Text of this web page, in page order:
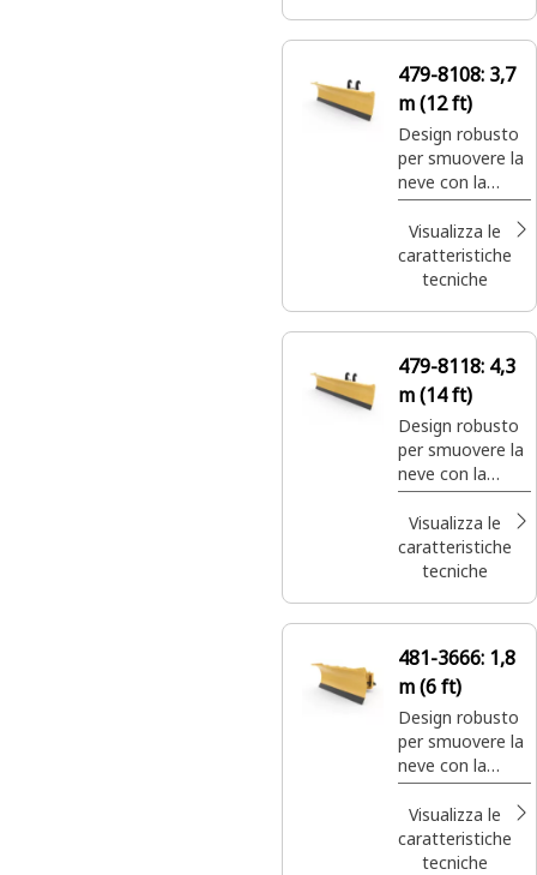
479-8108: 3,7
m (12 ft)
Design robusto
per smuovere la
neve con la
massima
efficienza e
potenza.
Visualizza le
caratteristiche
tecniche
479-8118: 4,3
m (14 ft)
Design robusto
per smuovere la
neve con la
massima
efficienza e
potenza.
Visualizza le
caratteristiche
tecniche
481-3666: 1,8
m (6 ft)
Design robusto
per smuovere la
neve con la
massima
efficienza e
potenza.
Visualizza le
caratteristiche
tecniche